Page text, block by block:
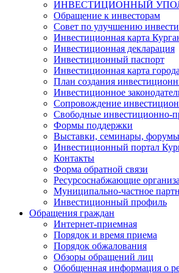
ИНВЕСТИЦИОННЫЙ
Обращение к инвесторам
Совет по улучшению
Инвестиционная карта
Инвестиционная декларация
Инвестиционный паспорт
Инвестиционная карта
План создания
Инвестиционное
Сопровождение
Свободные инвестиционно-
Формы поддержки
Выставки, семинары, форумы
Инвестиционный портал
Контакты
Форма обратной связи
Ресурсоснабжающие
Муниципально-частное
Инвестиционный профиль
Обращения граждан
Интернет-приемная
Порядок и время приема
Порядок обжалования
Обзоры обращений лиц
Обобщенная информация о